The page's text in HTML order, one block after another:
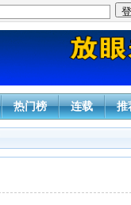
热门榜 连载 推